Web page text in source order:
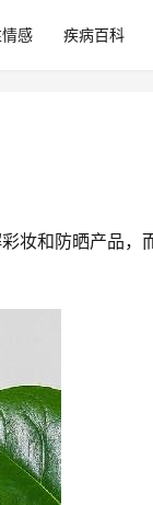
感 疾病百科
妆和防晒产品，